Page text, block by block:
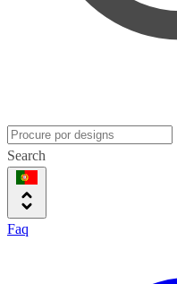
Search
Faq